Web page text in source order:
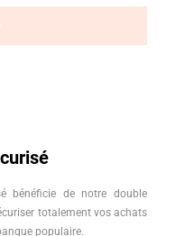
bénéficie de notre double
totalement vos achats
populaire.